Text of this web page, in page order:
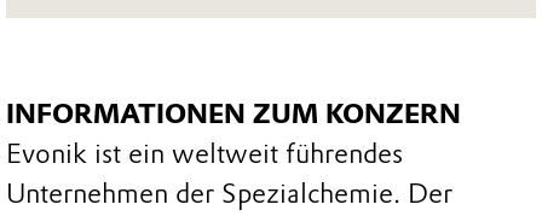
INFORMATIONEN ZUM KONZERN
Evonik ist ein weltweit führendes
Unternehmen der Spezialchemie. Der